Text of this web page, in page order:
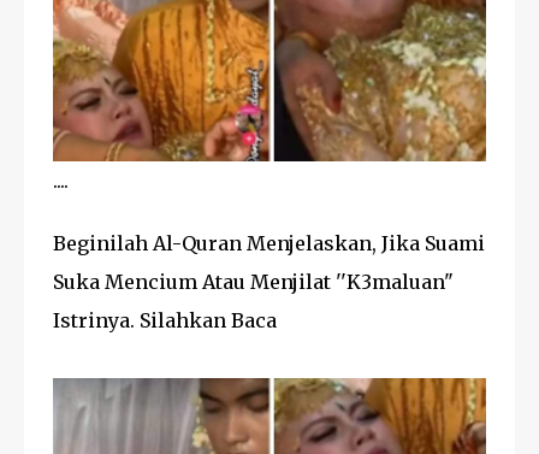
....
Beginilah Al-Quran Menjelaskan, Jika Suami
Suka Mencium Atau Menjilat ''K3maluan"
Istrinya. Silahkan Baca